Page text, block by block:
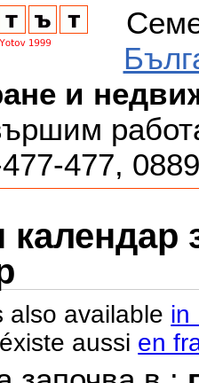
и
477,
also available in
aussi en